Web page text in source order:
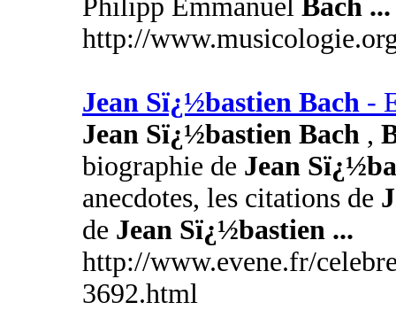
Philipp Emmanuel Bach ...
http://
Jean Sï¿½bastien Bach -
Jean Sï¿½bastien Bach ,
biographie de Jean
anecdotes, les citations de
de Jean Sï¿½bastien ...
http://www.evene.fr/
3692.html